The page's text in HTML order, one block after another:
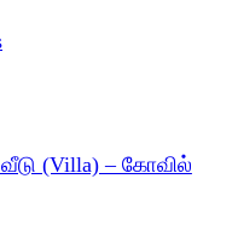
(Villa) – கோவில்